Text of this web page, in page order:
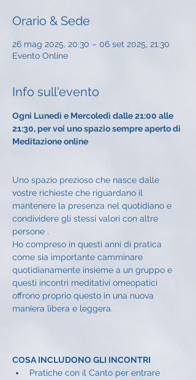
Orario & Sede
26 mag 2025, 20:30 – 06 set 2025, 21:30
Evento Online
Info sull'evento
Ogni Lunedì e Mercoledì dalle 21:00 alle
21:30, per voi uno spazio sempre aperto di
Meditazione online
Uno spazio prezioso che nasce dalle
vostre richieste che riguardano il
mantenere la presenza nel quotidiano e
condividere gli stessi valori con altre
persone .
Ho compreso in questi anni di pratica
come sia importante camminare
quotidianamente insieme a un gruppo e
questi incontri meditativi omeopatici
offrono proprio questo in una nuova
maniera libera e leggera.
COSA INCLUDONO GLI INCONTRI
Pratiche con il Canto per entrare